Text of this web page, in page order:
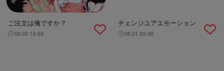
ご注文は俺ですか？
08.02 14:59
チェンジユアエモーション
08.01 20:59